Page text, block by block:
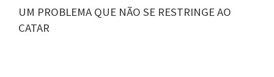
UM PROBLEMA QUE NÃO SE RESTRINGE AO
CATAR